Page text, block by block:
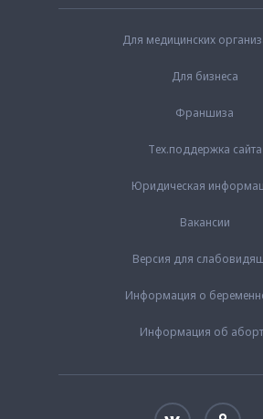
Для медицинских
Для бизнеса
Франшиза
Тех.поддержка сайта
Юридическая
Вакансии
Версия для
Информация о
Информация об